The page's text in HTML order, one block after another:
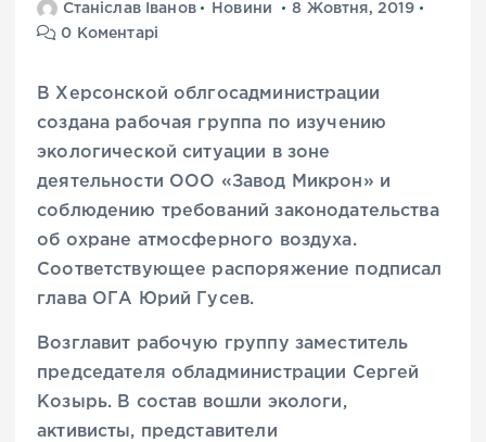
Станіслав Іванов Новини
8 Жовтня, 2019
0 Коментарі
В Херсонской облгосадминистрации
создана рабочая группа по изучению
экологической ситуации в зоне
деятельности ООО «Завод Микрон» и
соблюдению требований законодательства
об охране атмосферного воздуха.
Соответствующее распоряжение подписал
глава ОГА Юрий Гусев.
Возглавит рабочую группу заместитель
председателя обладминистрации Сергей
Козырь. В состав вошли экологи,
активисты, представители